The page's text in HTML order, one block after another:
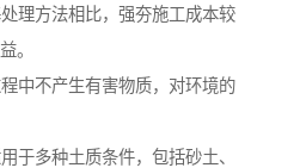
理方法相比，强夯施工成本较
。
中不产生有害物质，对环境的
于多种土质条件，包括砂土、